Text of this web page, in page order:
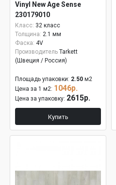
Vinyl New Age Sense
230179010
Класс: 32 класс
Толщина: 2.1 мм
Фаска: 4V
Производитель Tarkett
(Швеция / Россия)
Площадь упаковки: 2.50 м2
Цена за 1 м2: 1046р.
Цена за упаковку: 2615р.
Купить